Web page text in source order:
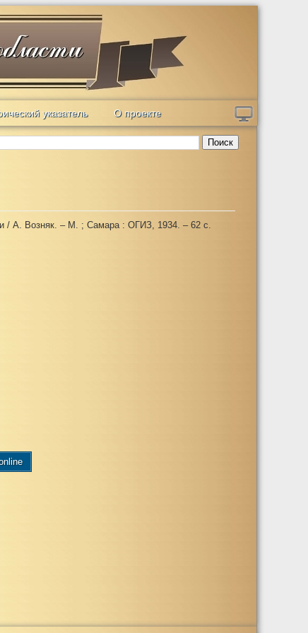
указатель О проекте
Поиск
/ А. Возняк. – М. ; Самара : ОГИЗ, 1934. – 62 с.